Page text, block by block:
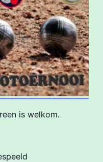
is welkom.